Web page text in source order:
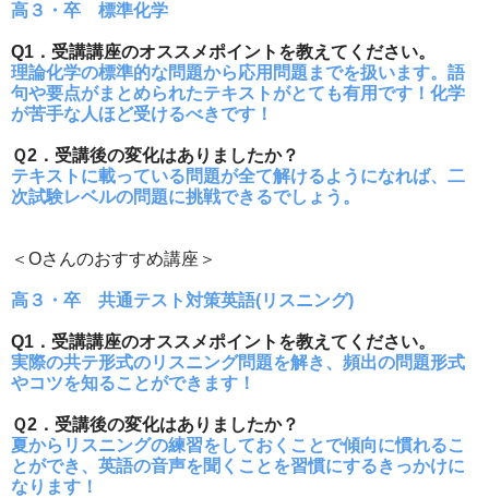
高３・卒 標準化学
Q1．受講講座のオススメポイントを教えてください。
理論化学の標準的な問題から応用問題までを扱います。語
句や要点がまとめられたテキストがとても有用です！化学
が苦手な人ほど受けるべきです！
Ｑ2．受講後の変化はありましたか？
テキストに載っている問題が全て解けるようになれば、二
次試験レベルの問題に挑戦できるでしょう。
＜Oさんのおすすめ講座＞
高３・卒 共通テスト対策英語(リスニング)
Q1．受講講座のオススメポイントを教えてください。
実際の共テ形式のリスニング問題を解き、頻出の問題形式
やコツを知ることができます！
Ｑ2．受講後の変化はありましたか？
夏からリスニングの練習をしておくことで傾向に慣れるこ
とができ、英語の音声を聞くことを習慣にするきっかけに
なります！